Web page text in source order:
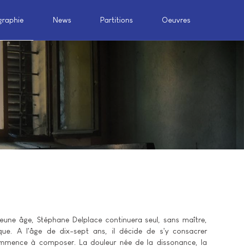
News Partitions Oeuvres
âge, Stéphane Delplace continuera seul, sans maître,
A l'âge de dix-sept ans, il décide de s'y consacrer
à composer. La douleur née de la dissonance, la